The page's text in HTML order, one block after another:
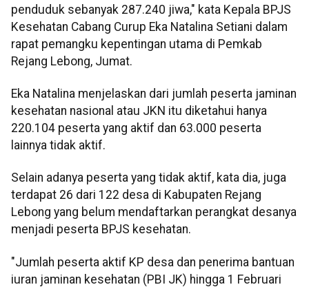
penduduk sebanyak 287.240 jiwa," kata Kepala BPJS
Kesehatan Cabang Curup Eka Natalina Setiani dalam
rapat pemangku kepentingan utama di Pemkab
Rejang Lebong, Jumat.
Eka Natalina menjelaskan dari jumlah peserta jaminan
kesehatan nasional atau JKN itu diketahui hanya
220.104 peserta yang aktif dan 63.000 peserta
lainnya tidak aktif.
Selain adanya peserta yang tidak aktif, kata dia, juga
terdapat 26 dari 122 desa di Kabupaten Rejang
Lebong yang belum mendaftarkan perangkat desanya
menjadi peserta BPJS kesehatan.
"Jumlah peserta aktif KP desa dan penerima bantuan
iuran jaminan kesehatan (PBI JK) hingga 1 Februari